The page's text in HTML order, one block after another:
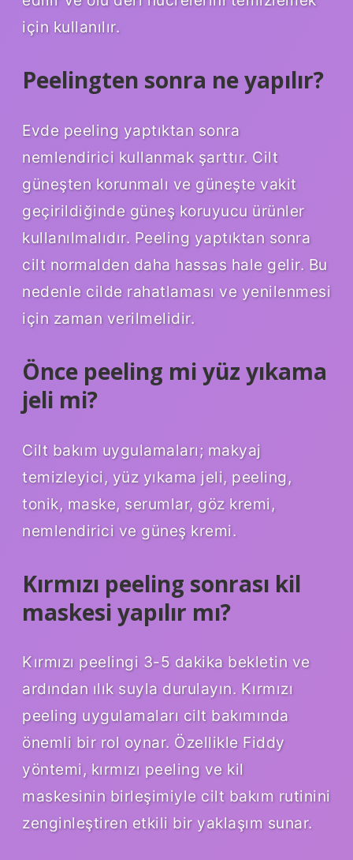
için kullanılır.
Peelingten sonra ne yapılır?
Evde peeling yaptıktan sonra
nemlendirici kullanmak şarttır. Cilt
güneşten korunmalı ve güneşte vakit
geçirildiğinde güneş koruyucu ürünler
kullanılmalıdır. Peeling yaptıktan sonra
cilt normalden daha hassas hale gelir. Bu
nedenle cilde rahatlaması ve yenilenmesi
için zaman verilmelidir.
Önce peeling mi yüz yıkama
jeli mi?
Cilt bakım uygulamaları; makyaj
temizleyici, yüz yıkama jeli, peeling,
tonik, maske, serumlar, göz kremi,
nemlendirici ve güneş kremi.
Kırmızı peeling sonrası kil
maskesi yapılır mı?
Kırmızı peelingi 3-5 dakika bekletin ve
ardından ılık suyla durulayın. Kırmızı
peeling uygulamaları cilt bakımında
önemli bir rol oynar. Özellikle Fiddy
yöntemi, kırmızı peeling ve kil
maskesinin birleşimiyle cilt bakım rutinini
zenginleştiren etkili bir yaklaşım sunar.